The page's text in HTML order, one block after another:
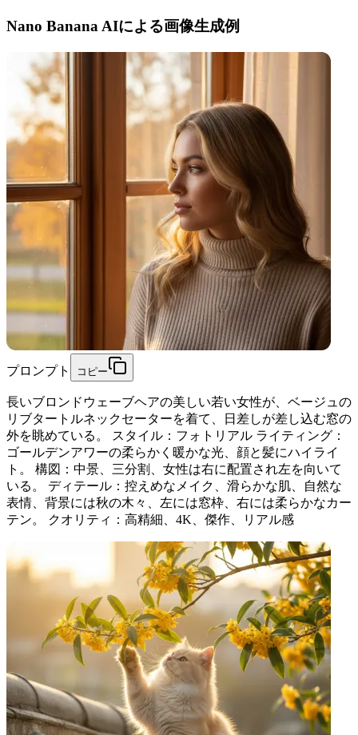
Nano Banana AIによる画像生成例
プロンプト コピー
長いブロンドウェーブヘアの美しい若い女性が、ベージュの
リブタートルネックセーターを着て、日差しが差し込む窓の
外を眺めている。 スタイル：フォトリアル ライティング：
ゴールデンアワーの柔らかく暖かな光、顔と髪にハイライ
ト。 構図：中景、三分割、女性は右に配置され左を向いて
いる。 ディテール：控えめなメイク、滑らかな肌、自然な
表情、背景には秋の木々、左には窓枠、右には柔らかなカー
テン。 クオリティ：高精細、4K、傑作、リアル感